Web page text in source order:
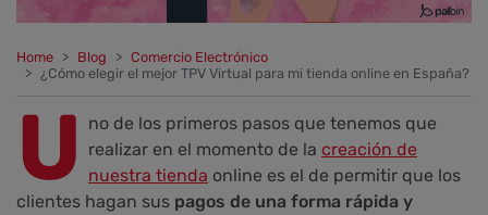
Home Blog
Comercio Electrónico
¿Cómo elegir el mejor TPV Virtual para mi tienda online en España?
U
no de los primeros pasos que tenemos que
realizar en el momento de la creación de
nuestra tienda online es el de permitir que los
clientes hagan sus pagos de una forma rápida y